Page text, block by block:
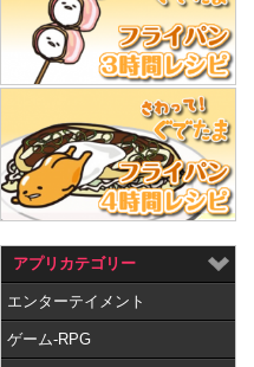
アプリカテゴリー
エンターテイメント
ゲーム-RPG